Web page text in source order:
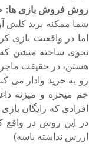
روش فروش بازی ها:
شما ممکنه برید کلش
اما در واقعیت بازی
نحوی ساخته میشن که
هستن، در حقیقت
رو به خرید وادار
جم میخره و میزنه
افرادی که رایگان
در این روش در واقع
ارزش نداشته باشه)